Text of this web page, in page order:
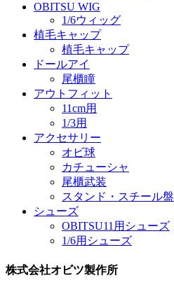
OBITSU WIG
1/6ウィッグ
植毛キャップ
植毛キャップ
ドールアイ
尾櫃瞳
アウトフィット
11cm用
1/3用
アクセサリー
オビ球
カチューシャ
尾櫃武装
スタンド・スチール盤
シューズ
OBITSU11用シューズ
1/6用シューズ
株式会社オビツ製作所